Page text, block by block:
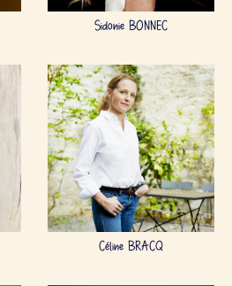
Sidonie BONNEC
Céline BRACQ